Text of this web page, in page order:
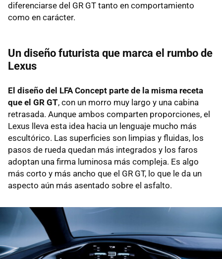
diferenciarse del GR GT tanto en comportamiento
como en carácter.
Un diseño futurista que marca el rumbo de
Lexus
El diseño del LFA Concept parte de la misma receta
que el GR GT, con un morro muy largo y una cabina
retrasada. Aunque ambos comparten proporciones, el
Lexus lleva esta idea hacia un lenguaje mucho más
escultórico. Las superficies son limpias y fluidas, los
pasos de rueda quedan más integrados y los faros
adoptan una firma luminosa más compleja. Es algo
más corto y más ancho que el GR GT, lo que le da un
aspecto aún más asentado sobre el asfalto.